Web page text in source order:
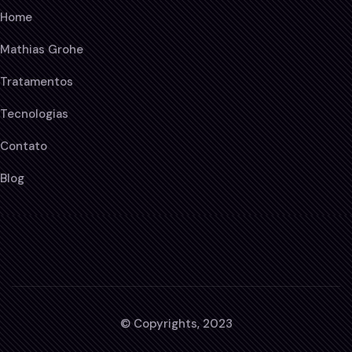
Home
Mathias Grohe
Tratamentos
Tecnologias
Contato
Blog
© Copyrights, 2023